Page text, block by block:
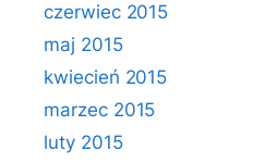
czerwiec 2015
maj 2015
kwiecień 2015
marzec 2015
luty 2015